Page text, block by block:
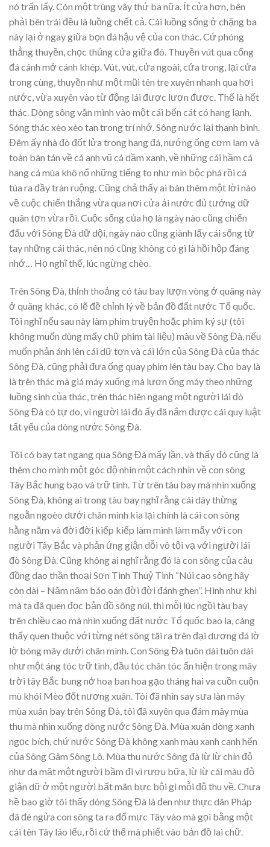
nó trấn lấy. Còn một trùng vây thứ ba nữa. Ít cửa hơn, bên
phải bên trái đều là luồng chết cả. Cái luồng sống ở chặng ba
này lại ở ngay giữa bọn đá hậu vệ của con thác. Cứ phóng
thẳng thuyền, chọc thủng cửa giữa đó. Thuyền vút qua cổng
đá cánh mở cánh khép. Vút, vút, cửa ngoài, cửa trong, lại cửa
trong cùng, thuyền như một mũi tên tre xuyên nhanh qua hơi
nước, vừa xuyên vào từ động lái được lượn được. Thế là hết
thác. Dòng sông vặn mình vào một cái bến cát có hang lạnh.
Sóng thác xèo xèo tan trong trí nhớ. Sông nước lại thanh bình.
Đêm ấy nhà đò đốt lửa trong hang đá, nướng ống cơm lam và
toàn bàn tán về cá anh vũ cá dầm xanh, về những cái hầm cá
hang cá mùa khô nổ những tiếng to như mìn bộc phá rồi cá
túa ra đầy tràn ruộng. Cũng chả thấy ai bàn thêm một lời nào
về cuộc chiến thắng vừa qua nơi cửa ải nước đủ tướng dữ
quân tợn vừa rồi. Cuộc sống của họ là ngày nào cũng chiến
đấu với Sông Đà dữ dội, ngày nào cũng giành lấy cái sống từ
tay những cái thác, nên nó cũng không có gì là hồi hộp đáng
nhớ… Họ nghĩ thế, lúc ngừng chèo.
Trên Sông Đà, thỉnh thoảng có tàu bay lượn vòng ở quãng này
ở quãng khác, có lẽ đề chỉnh lý về bản đồ đất nước Tổ quốc.
Tôi nghĩ nếu sau này làm phim truyện hoặc phim ký sự (tôi
không muốn dùng mấy chữ phim tài liệu) màu về Sông Đà, nếu
muốn phản ánh lên cái dữ tợn và cái lớn của Sông Đà của thác
Sông Đà, cũng phải đưa ống quay phim lên tàu bay. Cho bay là
là trên thác mà giá máy xuống mà lượn ống máy theo những
luồng sinh của thác, trên thác hiên ngang một người lái đò
Sông Đà có tự do, vì người lái đò ấy đã nắm được cái quy luật
tất yếu của dòng nước Sông Đà.
Tôi có bay tạt ngang qua Sông Đà mấy lần, và thấy đó cũng là
thêm cho mình một góc độ nhìn một cách nhìn về con sông
Tây Bắc hung bạo và trữ tình. Từ trên tàu bay mà nhìn xuống
Sông Đà, không ai trong tàu bay nghĩ rằng cái dây thừng
ngoằn ngoèo dưới chân mình kia lại chính là cái con sông
hằng năm và đời đời kiếp kiếp làm mình làm mẩy với con
người Tây Bắc và phản ứng giận dỗi vô tội vạ với người lái
đò Sông Đà. Cũng không ai nghĩ rằng đó là con sông của câu
đồng dao thần thoại Sơn Tinh Thuỷ Tinh “Núi cao sông hãy
còn dài – Năm năm báo oán đời đời đánh ghen”. Hình như khi
mà ta đã quen đọc bản đồ sông núi, thì mỗi lúc ngồi tàu bay
trên chiều cao mà nhìn xuống đất nước Tổ quốc bao la, càng
thấy quen thuộc với từng nét sông tãi ra trên đại dương đá lờ
lờ bóng mây dưới chân mình. Con Sông Đà tuôn dài tuôn dài
như một áng tóc trữ tình, đầu tóc chân tóc ẩn hiện trong mây
trời tây Bắc bung nở hoa ban hoa gạo tháng hai va cuồn cuộn
mù khói Mèo đốt nương xuân. Tôi đã nhìn say sưa làn mây
mùa xuân bay trên Sông Đà, tôi đã xuyên qua đám mây mùa
thu mà nhìn xuống dòng nước Sông Đà. Mùa xuân dòng xanh
ngọc bích, chứ nước Sông Đà không xanh màu xanh canh hến
của Sông Gâm Sông Lô. Mùa thu nước Sông đà lừ lừ chín đỏ
như da mặt một người bầm đi vì rượu bữa, lừ lừ cái màu đỏ
giận dữ ở một người bất mãn bực bội gì mỗi độ thu về. Chưa
hề bao giờ tôi thấy dòng Sông Đà là đen như thực dân Pháp
đã đè ngửa con sông ta ra đổ mực Tây vào mà gọi bằng một
cái tên Tây láo lếu, rồi cứ thế mà phiết vào bản đồ lai chữ.